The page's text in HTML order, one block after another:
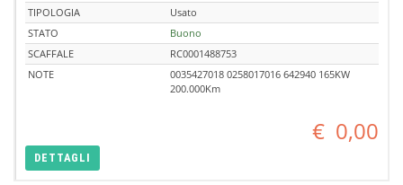
TIPOLOGIA
Usato
STATO
Buono
SCAFFALE
RC0001488753
NOTE
0035427018 0258017016 642940 165KW
200.000Km
€ 0,00
DETTAGLI